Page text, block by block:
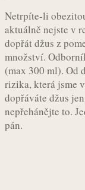
Netrpíte-li
aktuálně nejste v
dopřát džus z
množství.
(max 300 ml). Od
rizika, která jsme
dopřáváte džus
nepřehánějte to.
pán.